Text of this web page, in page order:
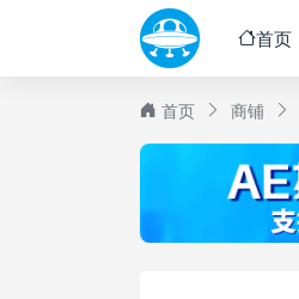
首页
首页 商铺